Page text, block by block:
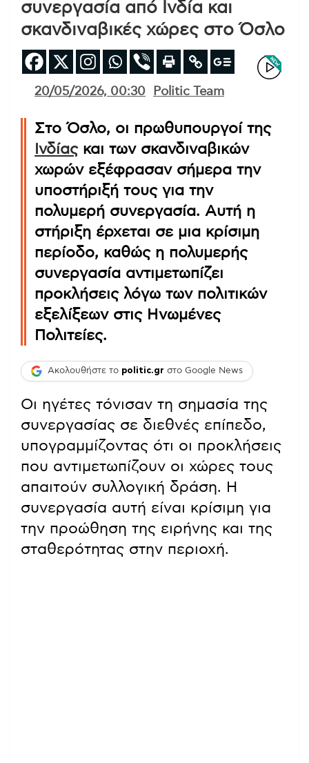
συνεργασία από Ινδία και
σκανδιναβικές χώρες στο Όσλο
20/05/2026, 00:30 Politic Team
Στο Όσλο, οι πρωθυπουργοί της
Ινδίαςκαι των σκανδιναβικών
χωρών εξέφρασαν σήμερα την
υποστήριξή τους για την
πολυμερή συνεργασία. Αυτή η
στήριξη έρχεται σε μια κρίσιμη
περίοδο, καθώς η πολυμερής
συνεργασία αντιμετωπίζει
προκλήσεις λόγω των πολιτικών
εξελίξεων στις Ηνωμένες
Πολιτείες.
Ακολουθήστε το politic.gr στο Google News
Οι ηγέτες τόνισαν τη σημασία της
συνεργασίας σε διεθνές επίπεδο,
υπογραμμίζοντας ότι οι προκλήσεις
που αντιμετωπίζουν οι χώρες τους
απαιτούν συλλογική δράση. Η
συνεργασία αυτή είναι κρίσιμη για
την προώθηση της ειρήνης και της
σταθερότητας στην περιοχή.